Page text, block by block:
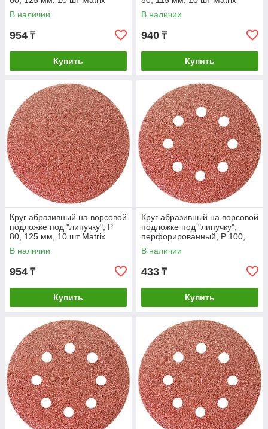
В наличии
954 ₸
Купить
В наличии
940 ₸
Купить
Круг абразивный на ворсовой
подложке под "липучку", P
80, 125 мм, 10 шт Matrix
В наличии
954 ₸
Купить
Круг абразивный на ворсовой
подложке под "липучку",
перфорированный, P 100,
125 мм, 5 шт Matrix
В наличии
433 ₸
Купить